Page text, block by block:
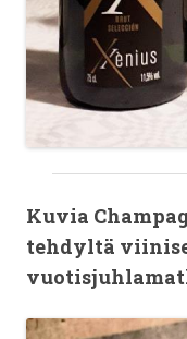
Kuvia
tehdyltä